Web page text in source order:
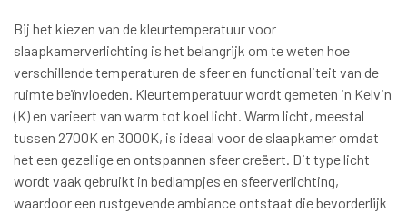
Bij het kiezen van de kleurtemperatuur voor
slaapkamerverlichting is het belangrijk om te weten hoe
verschillende temperaturen de sfeer en functionaliteit van de
ruimte beïnvloeden. Kleurtemperatuur wordt gemeten in Kelvin
(K) en varieert van warm tot koel licht. Warm licht, meestal
tussen 2700K en 3000K, is ideaal voor de slaapkamer omdat
het een gezellige en ontspannen sfeer creëert. Dit type licht
wordt vaak gebruikt in bedlampjes en sfeerverlichting,
waardoor een rustgevende ambiance ontstaat die bevorderlijk